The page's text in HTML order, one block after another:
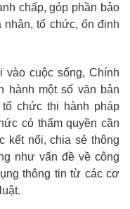
chấp, góp phần bảo
tổ chức, ổn định
vào cuộc sống, Chính
hành một số văn bản
chức thi hành pháp
có thẩm quyền cần
kết nối, chia sẻ thông
như vấn đề về công
thông tin từ các cơ